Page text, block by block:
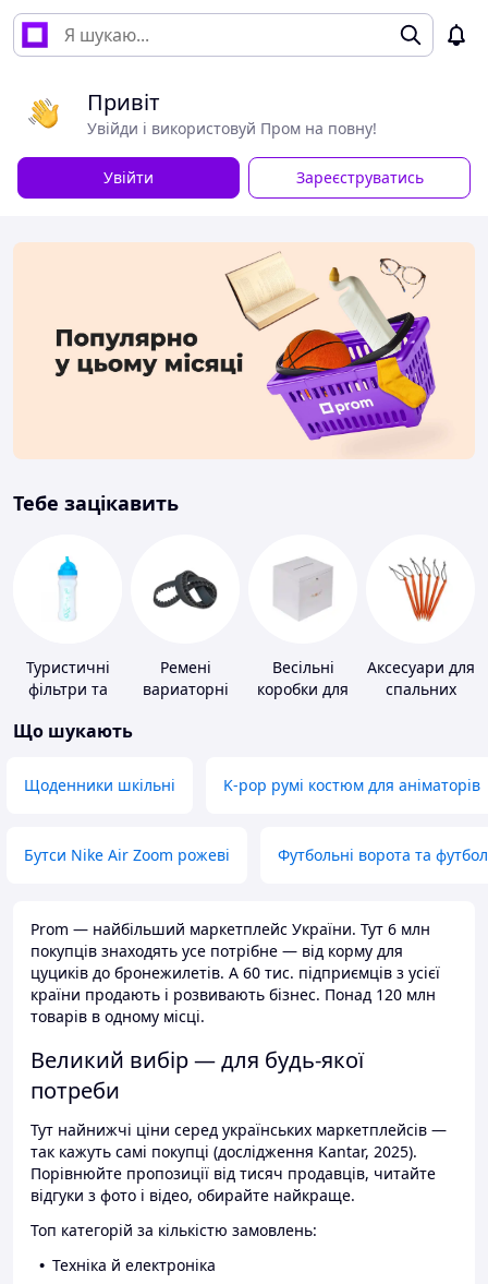
Привіт
Увійди і використовуй Пром на повну!
Увійти Зареєструватись
Тебе зацікавить
Туристичні
фільтри та
питної води
Ремені
вариаторні
Весільні
коробки для
Аксесуари для
спальних
Що шукають
Щоденники шкільні K-pop румі костюм для аніматорів
Бутси Nike Air Zoom рожеві Футбольні ворота та
Prom — найбільший маркетплейс України. Тут 6 млн
покупців знаходять усе потрібне — від корму для
цуциків до бронежилетів. А 60 тис. підприємців з усієї
країни продають і розвивають бізнес. Понад 120 млн
товарів в одному місці.
Великий вибір — для будь-якої
потреби
Тут найнижчі ціни серед українських маркетплейсів —
так кажуть самі покупці (дослідження Kantar, 2025).
Порівнюйте пропозиції від тисяч продавців, читайте
відгуки з фото і відео, обирайте найкраще.
Топ категорій за кількістю замовлень:
Техніка й електроніка